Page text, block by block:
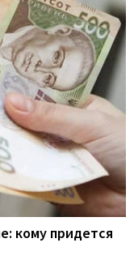
кому придется